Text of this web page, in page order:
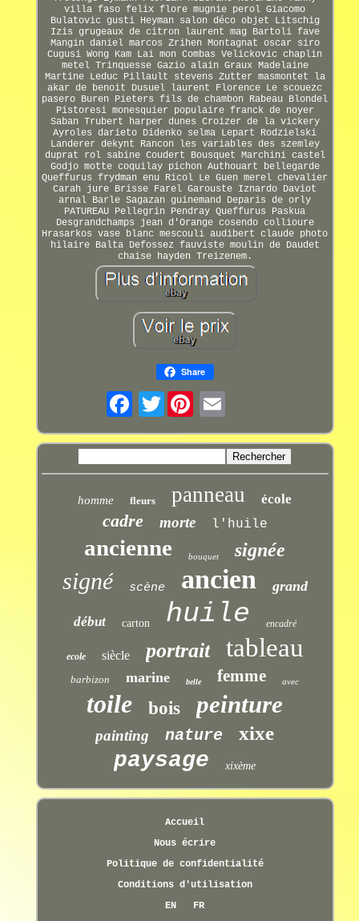
villa faso felix flore mugnie perol Giacomo
Bulatovic gusti Heyman salon déco objet Litschig
Izis grugeaux de citron laurent mag Bartoli fave
Mangin daniel marcos Zrihen Montagnat oscar siro
Cugusi Wong Kam Lai mon Combas Velickovic chaplin
metel Trinquesse Gazio alain Graux Madelaine
Martine Leduc Pillault stevens Zutter masmontet la
akar de benoit Dusuel laurent Florence Le scouezc
pasero Buren Pieters fils de chambon Rabeau Blondel
Pistoresi monesquier populaire franck de noyer
Saban Trubert harper dunes Croizer de la vickery
Ayroles darieto Didenko selma Lepart Rodzielski
Landerer dekynt Rancon les variables des szemley
duprat rol sabine Coudert Bousquet Marchini castel
Godjo motte coquilay pichon Authouart bellegarde
Queffurus frydman enu Ricol Le Guen merel chevalier
Carah jure Brisse Farel Garouste Iznardo Daviot
arnal Barle Sagazan guinemand Deparis de orly
PATUREAU Pellegrin Pendray Queffurus Paskua
Desgrandchamps jean d'Orange cosendo collioure
Hrasarkos vase blanc mescouli audibert claude photo
hilaire Balta Defossez fauviste moulin de Daudet
chaise hayden Treizenem.
Share
Twitter
homme fleurs panneau école
cadre morte l'huile
ancienne bouquet signée
signé scène ancien grand
début carton huile encadré
ecole siècle portrait tableau
barbizon marine belle femme avec
toile bois peinture
painting nature xixe
paysage xixème
Accueil
Nous écrire
Politique de confidentialité
Conditions d'utilisation
EN
FR